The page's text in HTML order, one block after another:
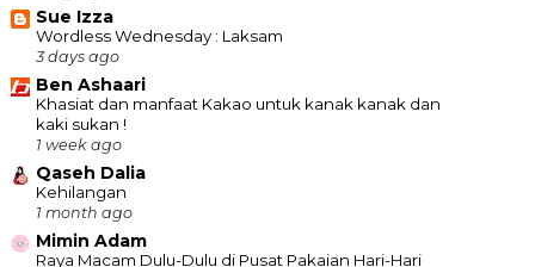
Sue Izza
Wordless Wednesday : Laksam
3 days ago
Ben Ashaari
Khasiat dan manfaat Kakao untuk kanak kanak dan
kaki sukan !
1 week ago
Qaseh Dalia
Kehilangan
1 month ago
Mimin Adam
Raya Macam Dulu-Dulu di Pusat Pakaian Hari-Hari